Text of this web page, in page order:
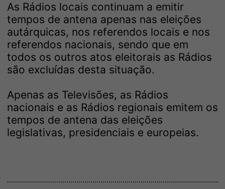
As Rádios locais continuam a emitir
tempos de antena apenas nas eleições
autárquicas, nos referendos locais e nos
referendos nacionais, sendo que em
todos os outros atos eleitorais as Rádios
são excluídas desta situação.
Apenas as Televisões, as Rádios
nacionais e as Rádios regionais emitem os
tempos de antena das eleições
legislativas, presidenciais e europeias.